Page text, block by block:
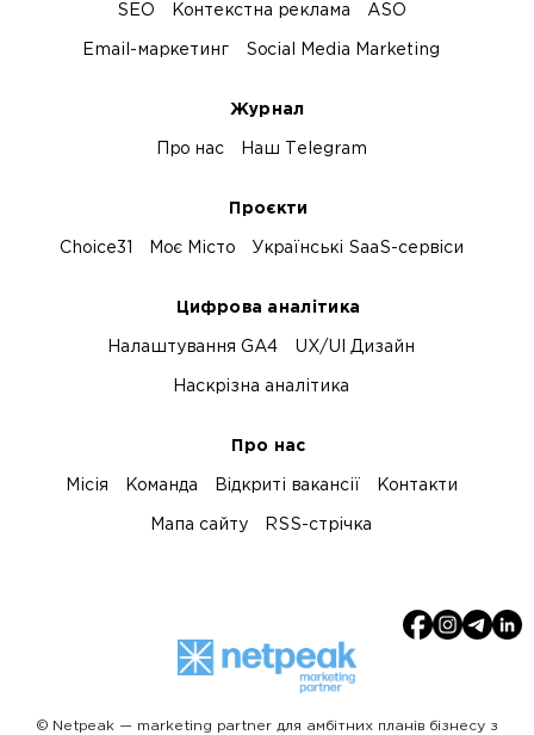
SEO Контекстна реклама ASO
Email-маркетинг Social Media Marketing
Журнал
Про нас Наш Telegram
Проєкти
Choice31 Моє Місто Українські SaaS-сервіси
Цифрова аналітика
Налаштування GA4 UX/UI Дизайн
Наскрізна аналітика
Про нас
Місія Команда Відкриті вакансії Контакти
Мапа сайту RSS-стрічка
© Netpeak — marketing partner для амбітних планів бізнесу з